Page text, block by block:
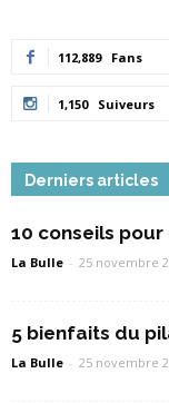
112,889 Fans
1,150 Suiveurs
Derniers articles
10 conseils
La Bulle - 25 novembre
5 bienfaits du
La Bulle - 25 novembre